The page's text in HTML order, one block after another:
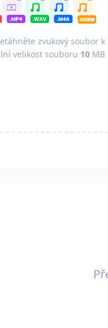
zvukový soubor k
velikost souboru 10 MB